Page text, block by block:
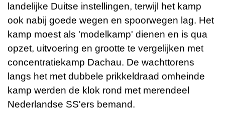
landelijke Duitse instellingen, terwijl het kamp
ook nabij goede wegen en spoorwegen lag. Het
kamp moest als 'modelkamp' dienen en is qua
opzet, uitvoering en grootte te vergelijken met
concentratiekamp Dachau. De wachttorens
langs het met dubbele prikkeldraad omheinde
kamp werden de klok rond met merendeel
Nederlandse SS'ers bemand.